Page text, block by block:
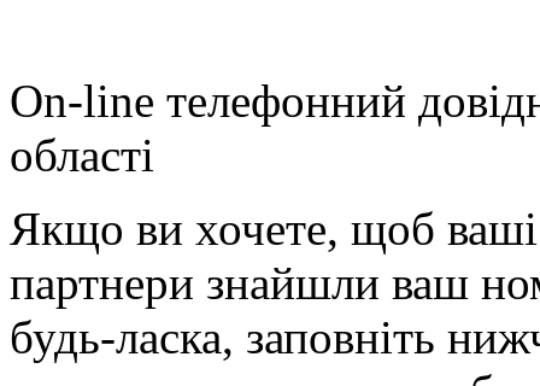
On-line телефонний
області
Якщо ви хочете, щоб ваші
партнери знайшли ваш
будь-ласка, заповніть